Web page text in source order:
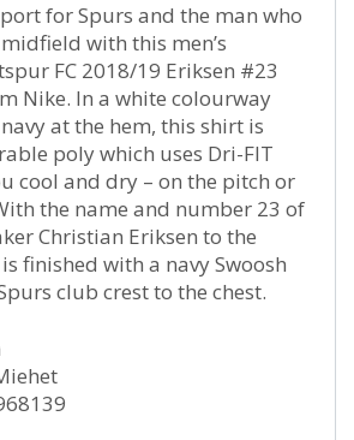
for Spurs and the man who
with this men’s
FC 2018/19 Eriksen #23
Nike. In a white colourway
at the hem, this shirt is
poly which uses Dri-FIT
cool and dry – on the pitch or
the name and number 23 of
Christian Eriksen to the
finished with a navy Swoosh
club crest to the chest.